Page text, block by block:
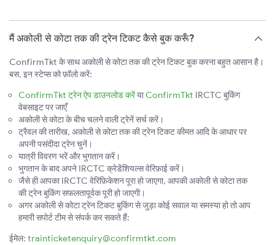
मैं अकोली से कोटा तक की ट्रेन टिकट कैसे बुक करूँ?
ConfirmTkt के साथ अकोली से कोटा तक की ट्रेन टिकट बुक करना बहुत आसान है।
बस, इन स्टेप्स को फ़ॉलो करें:
ConfirmTkt ट्रेन ऐप डाउनलोड करेंयाConfirmTkt IRCTC बुकिंग
वेबसाइट पर जाएँ
अकोली से कोटा के बीच चलने वाली ट्रेनें सर्च करें।
ट्रैवल की तारीख, अकोली से कोटा तक की ट्रेन टिकट कीमत आदि के आधार पर
अपनी पसंदीदा ट्रेन चुनें।
यात्री विवरण भरें और भुगतान करें।
भुगतान के बाद अपने IRCTC क्रेडेंशियल्स वेरिफ़ाई करें।
जैसे ही आपका IRCTC वेरिफ़िकेशन पूरा हो जाएगा, आपकी अकोली से कोटा तक
की ट्रेन बुकिंग सफलतापूर्वक पूरी हो जाएगी।
अगर अकोली से कोटा ट्रेन टिकट बुकिंग से जुड़ा कोई सवाल या समस्या हो तो आप
हमारी सपोर्ट टीम से संपर्क कर सकते हैं:
ईमेल: trainticketenquiry@confirmtkt.com